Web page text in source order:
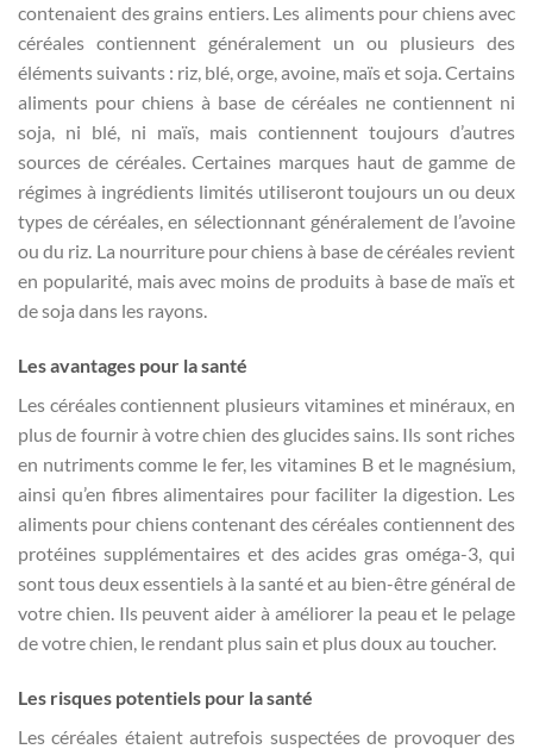
contenaient des grains entiers. Les aliments pour chiens avec
céréales contiennent généralement un ou plusieurs des
éléments suivants : riz, blé, orge, avoine, maïs et soja. Certains
aliments pour chiens à base de céréales ne contiennent ni
soja, ni blé, ni maïs, mais contiennent toujours d’autres
sources de céréales. Certaines marques haut de gamme de
régimes à ingrédients limités utiliseront toujours un ou deux
types de céréales, en sélectionnant généralement de l’avoine
ou du riz. La nourriture pour chiens à base de céréales revient
en popularité, mais avec moins de produits à base de maïs et
de soja dans les rayons.
Les avantages pour la santé
Les céréales contiennent plusieurs vitamines et minéraux, en
plus de fournir à votre chien des glucides sains. Ils sont riches
en nutriments comme le fer, les vitamines B et le magnésium,
ainsi qu’en fibres alimentaires pour faciliter la digestion. Les
aliments pour chiens contenant des céréales contiennent des
protéines supplémentaires et des acides gras oméga-3, qui
sont tous deux essentiels à la santé et au bien-être général de
votre chien. Ils peuvent aider à améliorer la peau et le pelage
de votre chien, le rendant plus sain et plus doux au toucher.
Les risques potentiels pour la santé
Les céréales étaient autrefois suspectées de provoquer des